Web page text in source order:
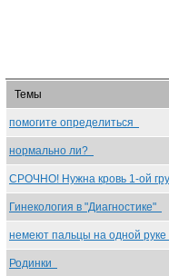
Темы
помогите определиться
нормально ли?
СРОЧНО! Нужна кровь 1-ой
Гинекология в "Диагностике"
немеют пальцы на одной руке
Родинки